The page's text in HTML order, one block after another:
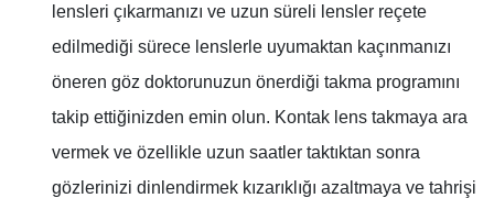
lensleri çıkarmanızı ve uzun süreli lensler reçete
edilmediği sürece lenslerle uyumaktan kaçınmanızı
öneren göz doktorunuzun önerdiği takma programını
takip ettiğinizden emin olun. Kontak lens takmaya ara
vermek ve özellikle uzun saatler taktıktan sonra
gözlerinizi dinlendirmek kızarıklığı azaltmaya ve tahrişi